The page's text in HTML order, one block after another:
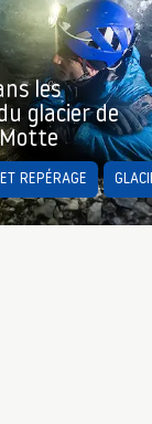
les
glacier de
REPÉRAGE